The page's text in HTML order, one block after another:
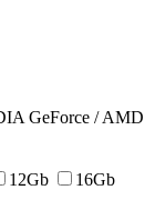
GeForce / AMD
12Gb
16Gb